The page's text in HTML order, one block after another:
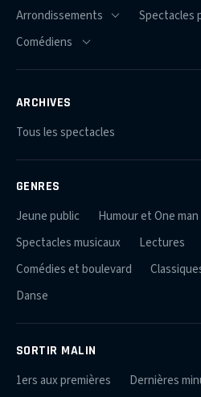
ARCHIVES
Tous les spectacles
GENRES
Jeune public
Humour et One
Spectacles musicaux
Lectures
Comédies et boulevard
Danse
SORTIR MALIN
1ers aux premières Dernières